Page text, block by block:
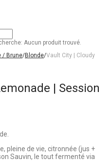
Aucun produit trouvé.
/ Brune/Blonde/Vault City | Cloudy
| Session
pleine de vie, citronnée (jus +
Sauvin, le tout fermenté via